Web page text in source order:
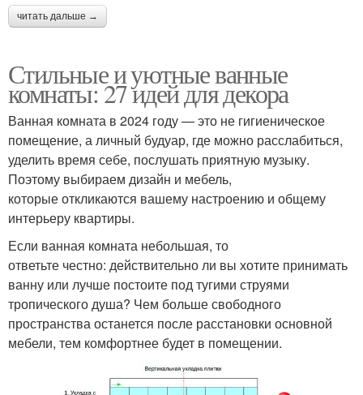
читать дальше →
Стильные и уютные ванные
комнаты: 27 идей для декора
Ванная комната в 2024 году — это не гигиеническое
помещение, а личный будуар, где можно расслабиться,
уделить время себе, послушать приятную музыку.
Поэтому выбираем дизайн и мебель,
которые откликаются вашему настроению и общему
интерьеру квартиры.
Если ванная комната небольшая, то
ответьте честно: действительно ли вы хотите принимать
ванну или лучше постоите под тугими струями
тропического душа? Чем больше свободного
пространства останется после расстановки основной
мебели, тем комфортнее будет в помещении.